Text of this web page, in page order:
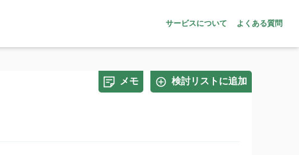
サービスについて よくある質問
メモ 検討リストに追加